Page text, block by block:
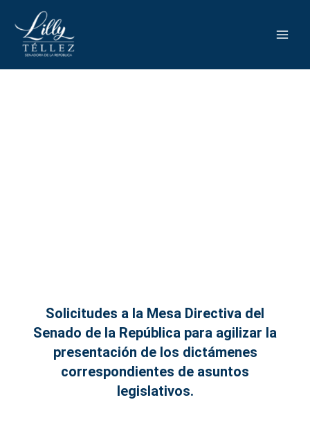
Solicitudes a la Mesa Directiva del
Senado de la República para agilizar la
presentación de los dictámenes
correspondientes de asuntos
legislativos.